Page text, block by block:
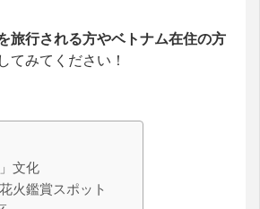
旅行される方やベトナム在住の方
てみてください！
文化
火鑑賞スポット